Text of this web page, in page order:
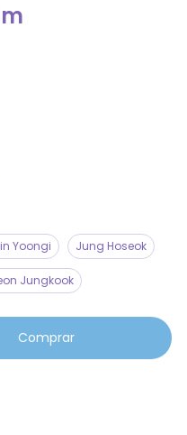
Yoongi Jung Hoseok
Jungkook